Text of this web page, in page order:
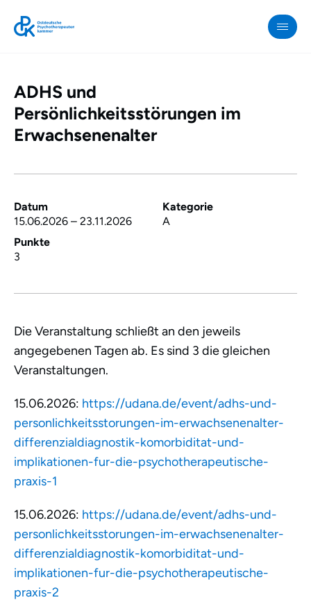
OPK
ADHS
und
Erwachsenenalter
ADHS und
Persönlichkeitsstörungen im
Erwachsenenalter
Datum
15.06.2026 – 23.11.2026
Kategorie
A
Punkte
3
Die Veranstaltung schließt an den jeweils
angegebenen Tagen ab. Es sind 3 die gleichen
Veranstaltungen.
15.06.2026: https://udana.de/event/adhs-und-
personlichkeitsstorungen-im-erwachsenenalter-
differenzialdiagnostik-komorbiditat-und-
implikationen-fur-die-psychotherapeutische-
praxis-1
15.06.2026: https://udana.de/event/adhs-und-
personlichkeitsstorungen-im-erwachsenenalter-
differenzialdiagnostik-komorbiditat-und-
implikationen-fur-die-psychotherapeutische-
praxis-2